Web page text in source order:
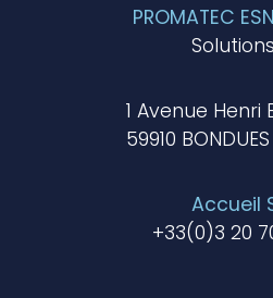
PROMATEC
1 Avenue Henri
59910
Accueil
+33(0)3 20